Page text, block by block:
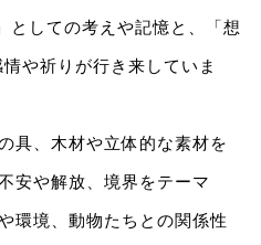
としての考えや記憶と、「想
や祈りが行き来していま
具、木材や立体的な素材を
安や解放、境界をテーマ
環境、動物たちとの関係性